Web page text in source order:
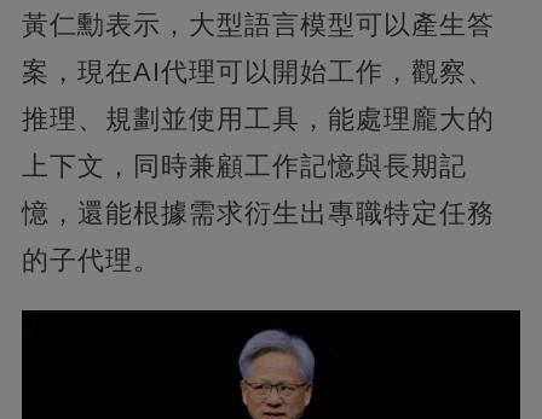
黃仁勳表示，大型語言模型可以產生答
案，現在AI代理可以開始工作，觀察、
推理、規劃並使用工具，能處理龐大的
上下文，同時兼顧工作記憶與長期記
憶，還能根據需求衍生出專職特定任務
的子代理。